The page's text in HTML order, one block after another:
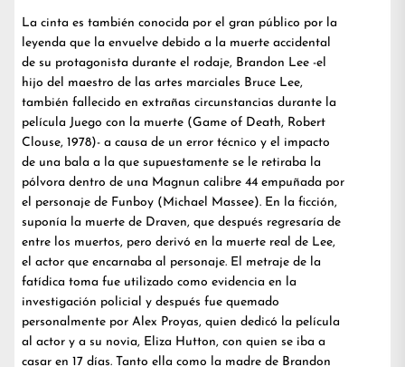
La cinta es también conocida por el gran público por la
leyenda que la envuelve debido a la muerte accidental
de su protagonista durante el rodaje, Brandon Lee -el
hijo del maestro de las artes marciales Bruce Lee,
también fallecido en extrañas circunstancias durante la
película Juego con la muerte (Game of Death, Robert
Clouse, 1978)- a causa de un error técnico y el impacto
de una bala a la que supuestamente se le retiraba la
pólvora dentro de una Magnun calibre 44 empuñada por
el personaje de Funboy (Michael Massee). En la ficción,
suponía la muerte de Draven, que después regresaría de
entre los muertos, pero derivó en la muerte real de Lee,
el actor que encarnaba al personaje. El metraje de la
fatídica toma fue utilizado como evidencia en la
investigación policial y después fue quemado
personalmente por Alex Proyas, quien dedicó la película
al actor y a su novia, Eliza Hutton, con quien se iba a
casar en 17 días. Tanto ella como la madre de Brandon